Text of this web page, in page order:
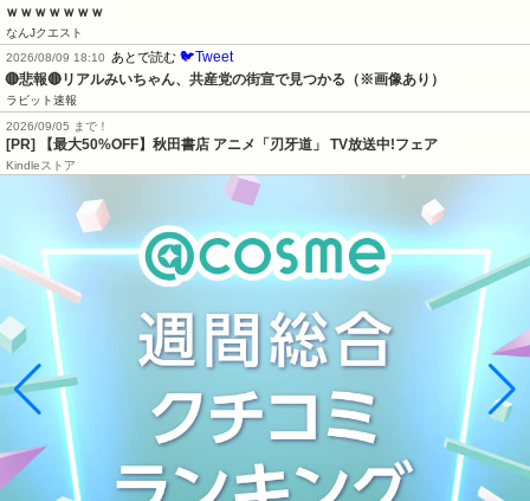
ｗｗｗｗｗｗｗ
なんJクエスト
2026/08/09 18:10
あとで読む 🐦Tweet
🔴悲報🔴リアルみいちゃん、共産党の街宣で見つかる（※画像あり）
ラビット速報
2026/09/05 まで！
[PR] 【最大50%OFF】秋田書店 アニメ「刃牙道」 TV放送中!フェア
Kindleストア